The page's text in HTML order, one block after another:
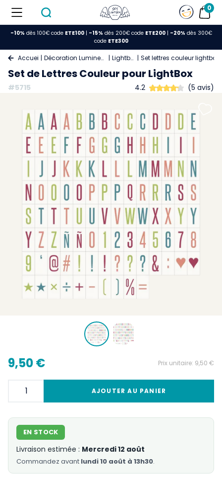
0
-10% dès 100€ code ETE100| -15% dès 200€ code ETE200| -20% dès 300€
code ETE300
Accueil Décoration Lumineuse Lightbox Set lettres couleur lightbox
Set de Lettres Couleur pour LightBox
#5715 4.2 (5 avis)
9,50 € Prix unitaire: 9,50 €
AJOUTER AU PANIER
EN STOCK
Livraison estimée : Mercredi 12 août
Commandez avant lundi 10 août à 13h30.